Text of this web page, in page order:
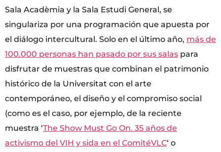
Sala Acadèmia y la Sala Estudi General, se
singulariza por una programación que apuesta por
el diálogo intercultural. Solo en el último año, más de
100.000 personas han pasado por sus salas para
disfrutar de muestras que combinan el patrimonio
histórico de la Universitat con el arte
contemporáneo, el diseño y el compromiso social
(como es el caso, por ejemplo, de la reciente
muestra ‘The Show Must Go On. 35 años de
activismo del VIH y sida en el ComitéVLC‘ o